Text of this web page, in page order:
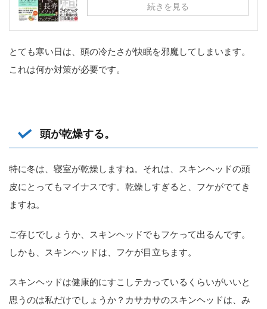
続きを見る
とても寒い日は、頭の冷たさが快眠を邪魔してしまいます。
これは何か対策が必要です。
頭が乾燥する。
特に冬は、寝室が乾燥しますね。それは、スキンヘッドの頭
皮にとってもマイナスです。乾燥しすぎると、フケがでてき
ますね。
ご存じでしょうか、スキンヘッドでもフケって出るんです。
しかも、スキンヘッドは、フケが目立ちます。
スキンヘッドは健康的にすこしテカっているくらいがいいと
思うのは私だけでしょうか？カサカサのスキンヘッドは、み